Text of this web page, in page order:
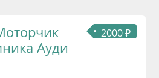
2000 ₽
Ауди